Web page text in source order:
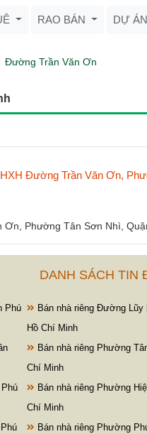
RAO BÁN DỰ ÁN
Đường Trần Văn Ơn
Đường Trần Văn Ơn,
Ơn, Phường Tân Sơn Nhì,
DANH SÁCH TIN
Phú
Bán nhà riêng Đường
Hồ Chí Minh
Bán nhà riêng Phường
Chí Minh
Bán nhà riêng Phường
Chí Minh
Bán nhà riêng Phường